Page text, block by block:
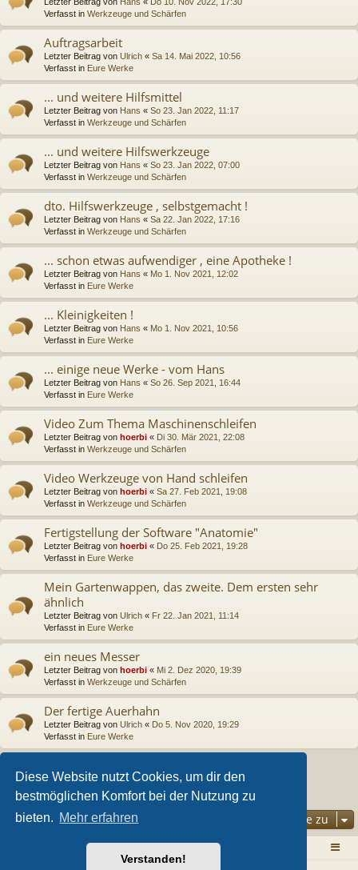
Diese Website nutzt Cookies, um dir den
bestmöglichen Komfort bei der Nutzung zu
bieten. Mehr erfahren
Verstanden!
Verfasst in Werkzeuge und Schärfen
Auftragsarbeit
Letzter Beitrag von Ulrich « Sa 14. Mai 2022, 10:56
Verfasst in Eure Werke
... und weitere Hilfsmittel
Letzter Beitrag von Hans « So 23. Jan 2022, 11:17
Verfasst in Werkzeuge und Schärfen
... und weitere Hilfswerkzeuge
Letzter Beitrag von Hans « So 23. Jan 2022, 07:00
Verfasst in Werkzeuge und Schärfen
dto. Hilfswerkzeuge , selbstgemacht !
Letzter Beitrag von Hans « Sa 22. Jan 2022, 17:16
Verfasst in Werkzeuge und Schärfen
... schon etwas aufwendiger , eine Apotheke !
Letzter Beitrag von Hans « Mo 1. Nov 2021, 12:02
Verfasst in Eure Werke
... Kleinigkeiten !
Letzter Beitrag von Hans « Mo 1. Nov 2021, 10:56
Verfasst in Eure Werke
... einige neue Werke - vom Hans
Letzter Beitrag von Hans « So 26. Sep 2021, 16:44
Verfasst in Eure Werke
Video Zum Thema Maschinenschleifen
Letzter Beitrag von hoerbi « Di 30. Mär 2021, 22:08
Verfasst in Werkzeuge und Schärfen
Video Werkzeuge von Hand schleifen
Letzter Beitrag von hoerbi « Sa 27. Feb 2021, 19:08
Verfasst in Werkzeuge und Schärfen
Fertigstellung der Software "Anatomie"
Letzter Beitrag von hoerbi « Do 25. Feb 2021, 19:28
Verfasst in Eure Werke
Mein Gartenwappen, das zweite. Dem ersten sehr
ähnlich
Letzter Beitrag von Ulrich « Fr 22. Jan 2021, 11:14
Verfasst in Eure Werke
ein neues Messer
Letzter Beitrag von hoerbi « Mi 2. Dez 2020, 19:39
Verfasst in Werkzeuge und Schärfen
Der fertige Auerhahn
Letzter Beitrag von Ulrich « Do 5. Nov 2020, 19:29
Verfasst in Eure Werke
1
Gehe zu
Zurück zur Homepage